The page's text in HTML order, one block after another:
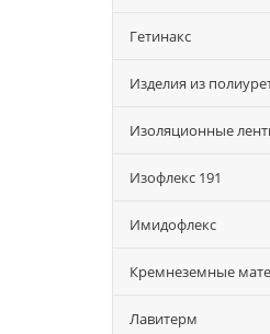
Гетинакс
Изделия из
Изоляционные
Изофлекс 191
Имидофлекс
Кремнеземные
Лавитерм